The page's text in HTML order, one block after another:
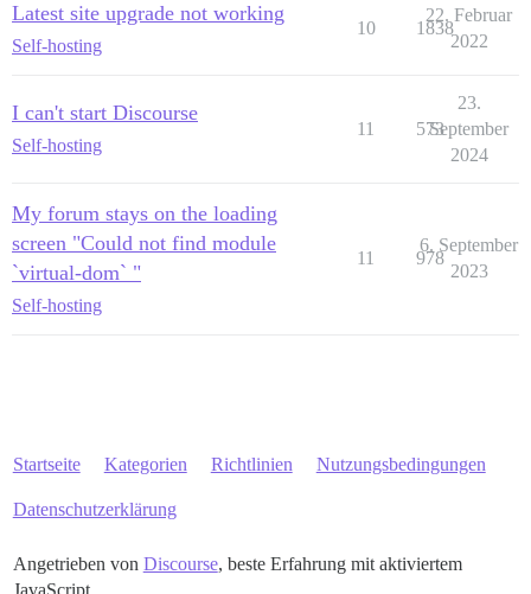
Latest site upgrade not working
Self-hosting
10 1838
22. Februar
2022
I can't start Discourse
Self-hosting
11 573
23.
September
2024
My forum stays on the loading
screen "Could not find module
`virtual-dom` "
Self-hosting
11 978
6. September
2023
Startseite Kategorien Richtlinien Nutzungsbedingungen
Datenschutzerklärung
Angetrieben von Discourse, beste Erfahrung mit aktiviertem